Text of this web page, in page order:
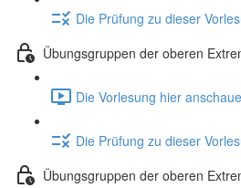
Die Prüfung zu dieser
Übungsgruppen der oberen
Die Vorlesung hier
Die Prüfung zu dieser
Übungsgruppen der oberen